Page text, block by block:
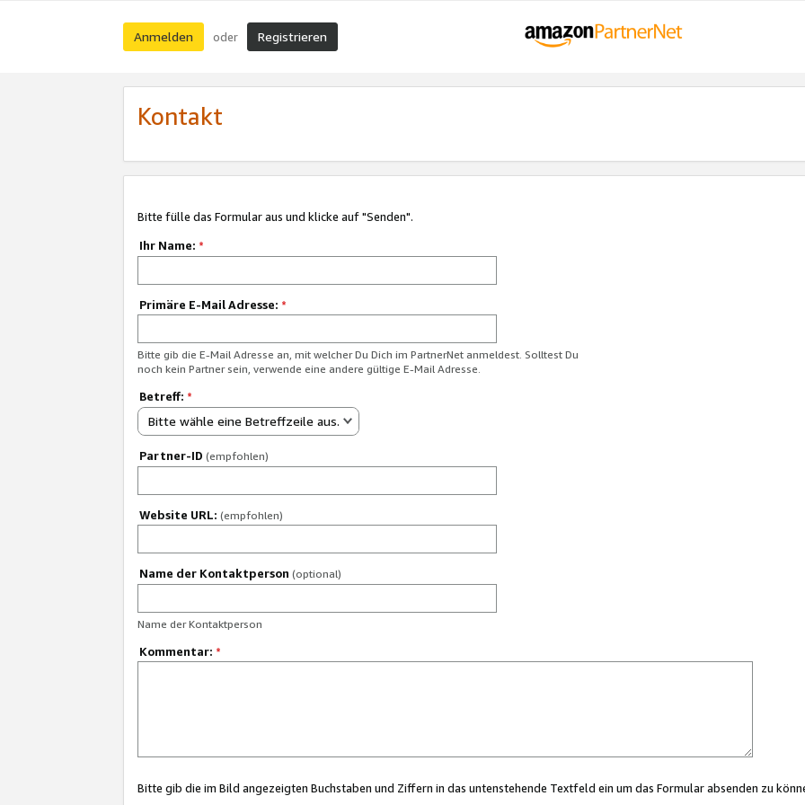
Anmelden oder Registrieren
Kontakt
Bitte fülle das Formular aus und klicke auf "Senden".
Ihr Name: *
Primäre E-Mail Adresse: *
Bitte gib die E-Mail Adresse an, mit welcher Du Dich im PartnerNet anmeldest. Solltest Du
noch kein Partner sein, verwende eine andere gültige E-Mail Adresse.
Betreff: *
Bitte wähle eine Betreffzeile aus.
Partner-ID (empfohlen)
Website URL: (empfohlen)
Name der Kontaktperson (optional)
Name der Kontaktperson
Kommentar: *
Bitte gib die im Bild angezeigten Buchstaben und Ziffern in das untenstehende Textfeld ein um das Formular absenden zu